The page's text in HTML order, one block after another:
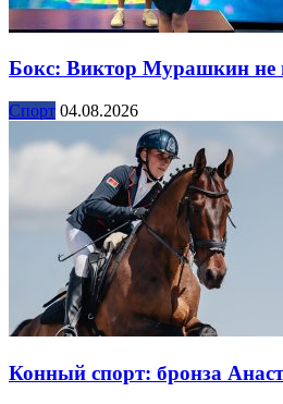
Бокс: Виктор Мурашкин не
Спорт 04.08.2026
Конный спорт: бронза